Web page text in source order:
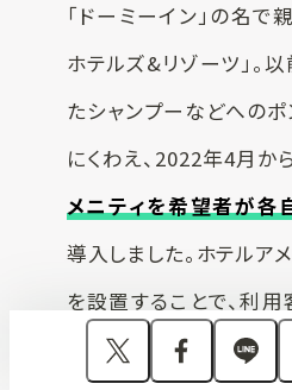
「ドーミーイン」の名で
ホテルズ&リゾーツ」。
たシャンプーなどへの
にくわえ、2022年4月
メニティを希望者が各
導入しました。ホテルア
を設置することで、利
選択肢を提供しています